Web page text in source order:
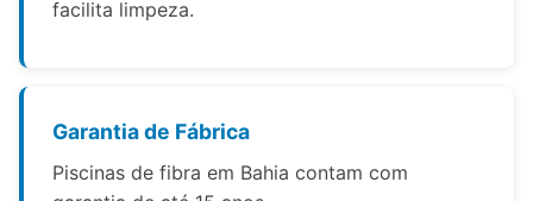
facilita limpeza.
Garantia de Fábrica
Piscinas de fibra em Bahia contam com